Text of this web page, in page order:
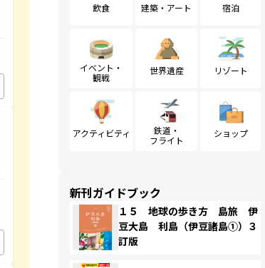
飲食 建築・アート 宿泊
イベント・
観戦
世界遺産 リゾート
アクティビティ
鉄道・
フライト
ショップ
新刊ガイドブック
１５ 地球の歩き方 島旅 伊
豆大島 利島（伊豆諸島①）３
訂版